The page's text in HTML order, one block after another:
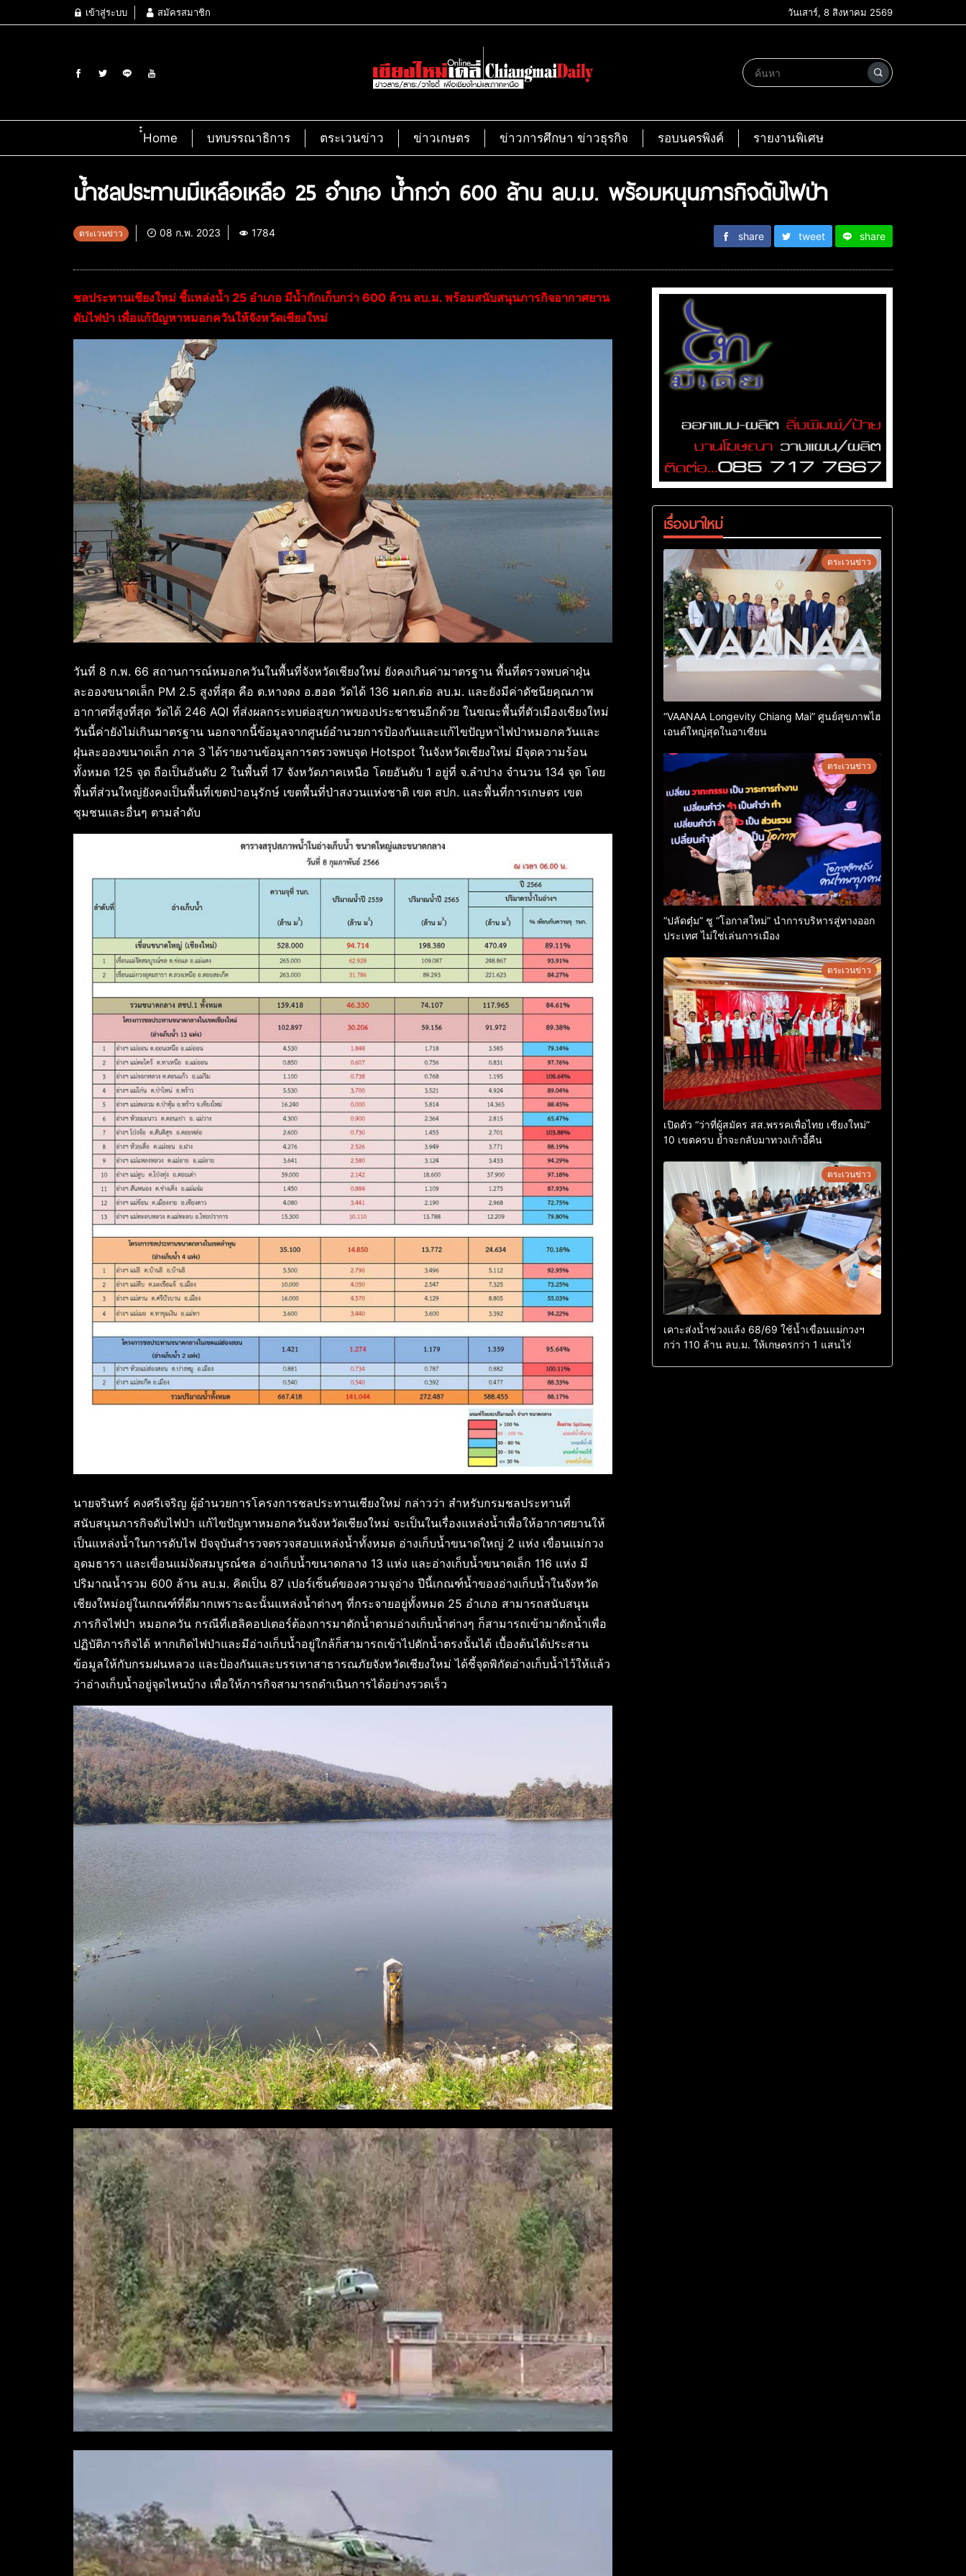
เข้าสู่ระบบ สมัครสมาชิก วันเสาร์, 8 สิงหาคม 2569
๋๋Home บทบรรณาธิการ ตระเวนข่าว ข่าวเกษตร ข่าวการศึกษา ข่าวธุรกิจ รอบนครพิงค์ รายงานพิเศษ
น้ำชลประทานมีเหลือเหลือ 25 อำเภอ น้ำกว่า 600 ล้าน ลบ.ม. พร้อมหนุนภารกิจดับไฟป่า
ตระเวนข่าว 08 ก.พ. 2023 1784 share tweet share
ชลประทานเชียงใหม่ ชี้แหล่งน้ำ 25 อำเภอ มีน้ำกักเก็บกว่า 600 ล้าน ลบ.ม. พร้อมสนับสนุนภารกิจอากาศยาน
ดับไฟป่า เพื่อแก้ปัญหาหมอกควันให้จังหวัดเชียงใหม่
วันที่ 8 ก.พ. 66 สถานการณ์หมอกควันในพื้นที่จังหวัดเชียงใหม่ ยังคงเกินค่ามาตรฐาน พื้นที่ตรวจพบค่าฝุ่น
ละอองขนาดเล็ก PM 2.5 สูงที่สุด คือ ต.หางดง อ.ฮอด วัดได้ 136 มคก.ต่อ ลบ.ม. และยังมีค่าดัชนียคุณภาพ
อากาศที่สูงที่สุด วัดได้ 246 AQI ที่ส่งผลกระทบต่อสุขภาพของประชาชนอีกด้วย ในขณะพื้นที่ตัวเมืองเชียงใหม่
วันนี้ค่ายังไม่เกินมาตรฐาน นอกจากนี้ข้อมูลจากศูนย์อำนวยการป้องกันและแก้ไขปัญหาไฟป่าหมอกควันและ
ฝุ่นละอองขนาดเล็ก ภาค 3 ได้รายงานข้อมูลการตรวจพบจุด Hotspot ในจังหวัดเชียงใหม่ มีจุดความร้อน
ทั้งหมด 125 จุด ถือเป็นอันดับ 2 ในพื้นที่ 17 จังหวัดภาคเหนือ โดยอันดับ 1 อยู่ที่ จ.ลำปาง จำนวน 134 จุด โดย
พื้นที่ส่วนใหญ่ยังคงเป็นพื้นที่เขตป่าอนุรักษ์ เขตพื้นที่ป่าสงวนแห่งชาติ เขต สปก. และพื้นที่การเกษตร เขต
ชุมชนและอื่นๆ ตามลำดับ
นายจรินทร์ คงศรีเจริญ ผู้อำนวยการโครงการชลประทานเชียงใหม่ กล่าวว่า สำหรับกรมชลประทานที่
สนับสนุนภารกิจดับไฟป่า แก้ไขปัญหาหมอกควันจังหวัดเชียงใหม่ จะเป็นในเรื่องแหล่งน้ำเพื่อให้อากาศยานให้
เป็นแหล่งน้ำในการดับไฟ ปัจจุบันสำรวจตรวจสอบแหล่งน้ำทั้งหมด อ่างเก็บน้ำขนาดใหญ่ 2 แห่ง เขื่อนแม่กวง
อุดมธารา และเขื่อนแม่งัดสมบูรณ์ชล อ่างเก็บน้ำขนาดกลาง 13 แห่ง และอ่างเก็บน้ำขนาดเล็ก 116 แห่ง มี
ปริมาณน้ำรวม 600 ล้าน ลบ.ม. คิดเป็น 87 เปอร์เซ็นต์ของความจุอ่าง ปีนี้เกณฑ์น้ำของอ่างเก็บน้ำในจังหวัด
เชียงใหม่อยู่ในเกณฑ์ที่ดีมากเพราะฉะนั้นแหล่งน้ำต่างๆ ที่กระจายอยู่ทั้งหมด 25 อำเภอ สามารถสนับสนุน
ภารกิจไฟป่า หมอกควัน กรณีที่เฮลิคอปเตอร์ต้องการมาตักน้ำตามอ่างเก็บน้ำต่างๆ ก็สามารถเข้ามาตักน้ำเพื่อ
ปฏิบัติภารกิจได้ หากเกิดไฟป่าและมีอ่างเก็บน้ำอยู่ใกล้ก็สามารถเข้าไปตักน้ำตรงนั้นได้ เบื้องต้นได้ประสาน
ข้อมูลให้กับกรมฝนหลวง และป้องกันและบรรเทาสาธารณภัยจังหวัดเชียงใหม่ ได้ชี้จุดพิกัดอ่างเก็บน้ำไว้ให้แล้ว
ว่าอ่างเก็บน้ำอยู่จุดไหนบ้าง เพื่อให้ภารกิจสามารถดำเนินการได้อย่างรวดเร็ว
เรื่องมาใหม่
ตระเวนข่าว
“VAANAA Longevity Chiang Mai” ศูนย์สุขภาพไฮ
เอนต์ใหญ่สุดในอาเซียน
ตระเวนข่าว
“ปลัดตุ๋ม” ชู “โอกาสใหม่” นำการบริหารสู่ทางออก
ประเทศ ไม่ใช่เล่นการเมือง
ตระเวนข่าว
เปิดตัว “ว่าที่ผู้สมัคร สส.พรรคเพื่อไทย เชียงใหม่”
10 เขตครบ ย้ำจะกลับมาทวงเก้าอี้คืน
ตระเวนข่าว
เคาะส่งน้ำช่วงแล้ง 68/69 ใช้น้ำเขื่อนแม่กวงฯ
กว่า 110 ล้าน ลบ.ม. ให้เกษตรกว่า 1 แสนไร่